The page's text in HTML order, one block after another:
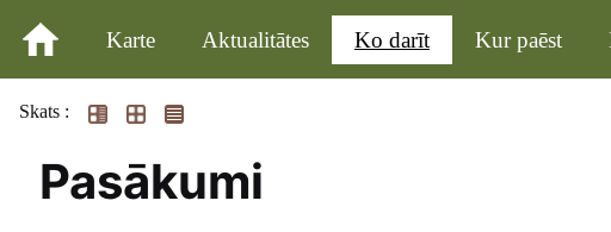
Karte Aktualitātes Ko darīt Kur paēst
Skats :
Pasākumi